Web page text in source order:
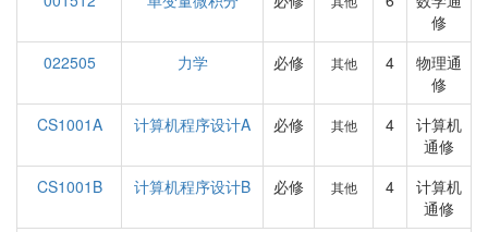
修
022505
力学 必修 其他 4
物理通
修
CS1001A
计算机程序设计A 必修 其他 4
计算机
通修
CS1001B
计算机程序设计B 必修 其他 4
计算机
通修